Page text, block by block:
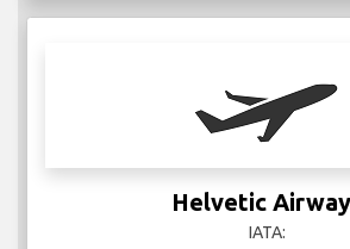
Helvetic Airways
IATA:
ICAO:
6